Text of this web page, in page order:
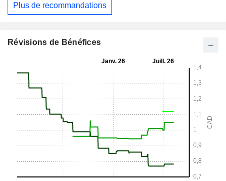
Plus de recommandations
Révisions de Bénéfices